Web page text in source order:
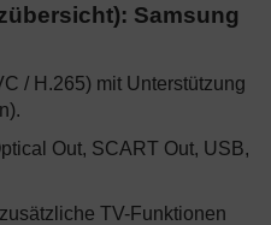
Samsung
/ H.265) mit Unterstützung
Out, SCART Out, USB,
TV-Funktionen